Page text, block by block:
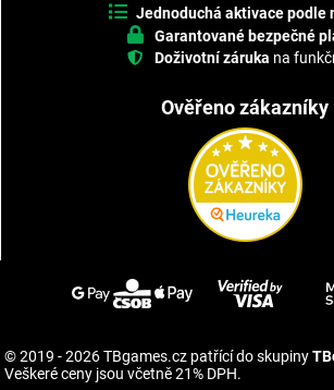
Jednoduchá aktivace podle
Garantované bezpečné
Doživotní záruka na
Ověřeno zákazníky
© 2019 - 2026 TBgames.cz patřící do skupiny
Veškeré ceny jsou včetně 21% DPH.